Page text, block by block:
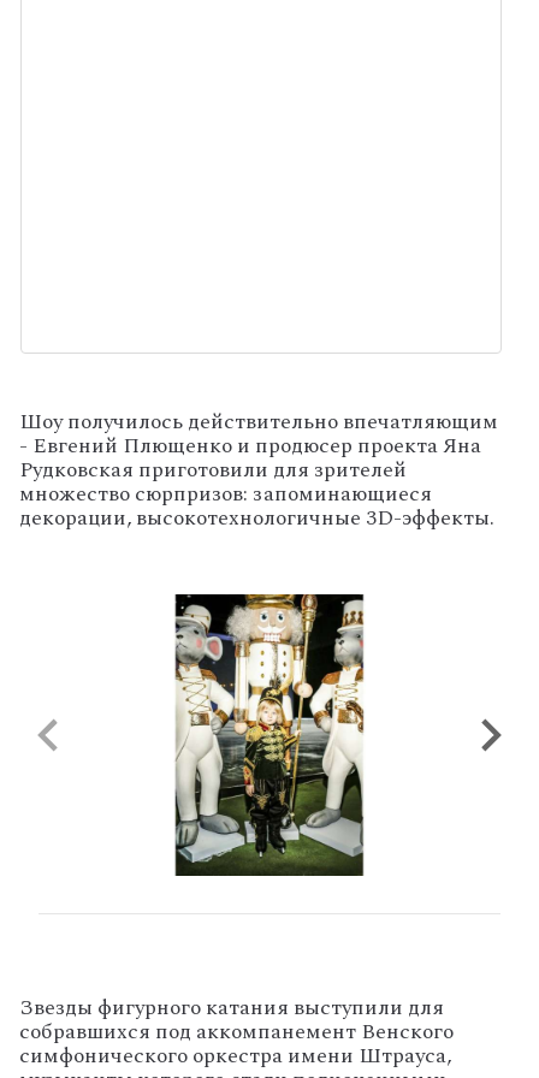
Шоу получилось действительно впечатляющим
- Евгений Плющенко и продюсер проекта Яна
Рудковская приготовили для зрителей
множество сюрпризов: запоминающиеся
декорации, высокотехнологичные 3D-эффекты.
Звезды фигурного катания выступили для
собравшихся под аккомпанемент Венского
симфонического оркестра имени Штрауса,